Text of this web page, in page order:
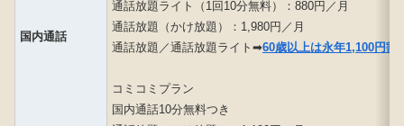
国内通話
通話放題ライト（1回10分無料）：880円／月
通話放題（かけ放題）：1,980円／月
通話放題／通話放題ライト➡60歳以上は永年1,100円割
コミコミプラン
国内通話10分無料つき